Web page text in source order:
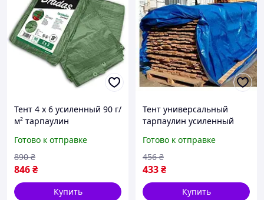
Тент 4 х 6 усиленный 90 г/
м² тарпаулин
полипропиленовый
водостойкий зеленый (br-
PL904/6)
Готово к отправке
846₴
890 ₴
Купить
Тент универсальный
тарпаулин усиленный
водостойкий укрытия
зерна (shad-ТЕНТ00007)
Готово к отправке
433₴
456 ₴
Купить